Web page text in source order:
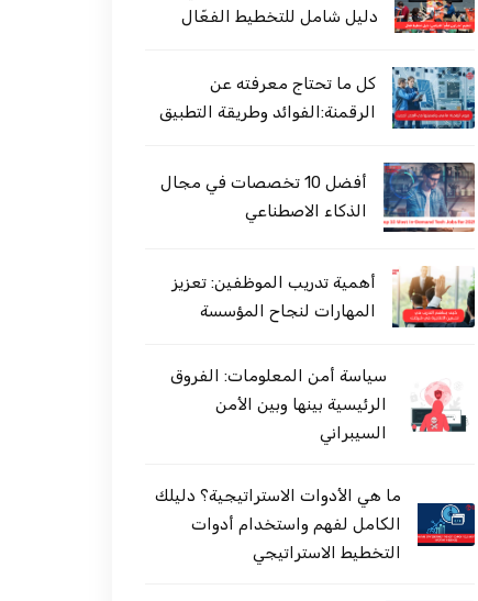
دليل شامل للتخطيط الفعّال
كل ما تحتاج معرفته عن
الرقمنة:الفوائد وطريقة التطبيق
أفضل 10 تخصصات في مجال
الذكاء الاصطناعي
أهمية تدريب الموظفين: تعزيز
المهارات لنجاح المؤسسة
سياسة أمن المعلومات: الفروق
الرئيسية بينها وبين الأمن
السيبراني
ما هي الأدوات الاستراتيجية؟ دليلك
الكامل لفهم واستخدام أدوات
التخطيط الاستراتيجي